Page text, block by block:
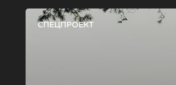
СПЕЦПРОЕКТ